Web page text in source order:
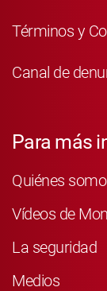
Términos y
Canal de
Para más
Quiénes
Vídeos de
La seguridad
Medios